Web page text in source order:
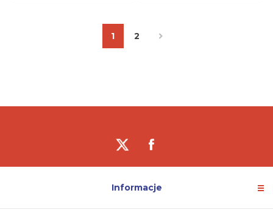
1 2
Informacje